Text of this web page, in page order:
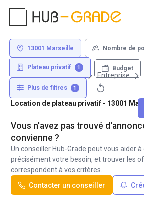
13001 Marseille Nombre de
Plateau privatif 1 Budget
Plus de filtres 1
Entreprise
Location de plateau privatif - 13001
Vous n'avez pas trouvé
convienne ?
Un conseiller Hub-Grade peut vous aider
précisément votre besoin, et trouver les
correspondent à vos critères.
Contacter un conseiller